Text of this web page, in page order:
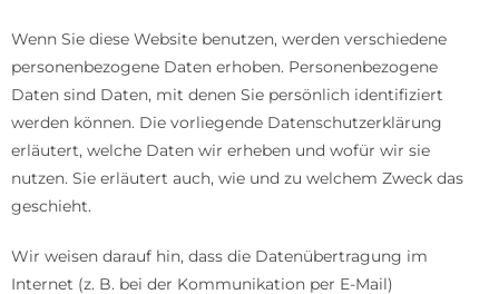
Wenn Sie diese Website benutzen, werden verschiedene
personenbezogene Daten erhoben. Personenbezogene
Daten sind Daten, mit denen Sie persönlich identifiziert
werden können. Die vorliegende Datenschutzerklärung
erläutert, welche Daten wir erheben und wofür wir sie
nutzen. Sie erläutert auch, wie und zu welchem Zweck das
geschieht.
Wir weisen darauf hin, dass die Datenübertragung im
Internet (z. B. bei der Kommunikation per E-Mail)